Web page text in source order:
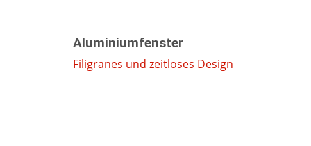
Aluminiumfenster
Filigranes und zeitloses Design